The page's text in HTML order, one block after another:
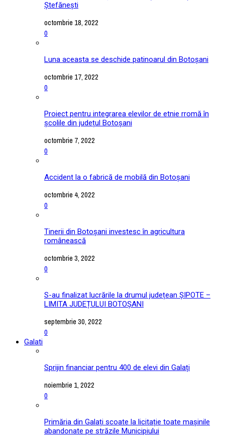
Ștefănești
octombrie 18, 2022
0
Luna aceasta se deschide patinoarul din Botoșani
octombrie 17, 2022
0
Proiect pentru integrarea elevilor de etnie rromă în
școlile din județul Botoșani
octombrie 7, 2022
0
Accident la o fabrică de mobilă din Botoșani
octombrie 4, 2022
0
Tinerii din Botoșani investesc în agricultura
românească
octombrie 3, 2022
0
S-au finalizat lucrările la drumul județean ȘIPOTE –
LIMITA JUDEȚULUI BOTOȘANI
septembrie 30, 2022
0
Galati
Sprijin financiar pentru 400 de elevi din Galați
noiembrie 1, 2022
0
Primăria din Galați scoate la licitație toate mașinile
abandonate pe străzile Municipiului